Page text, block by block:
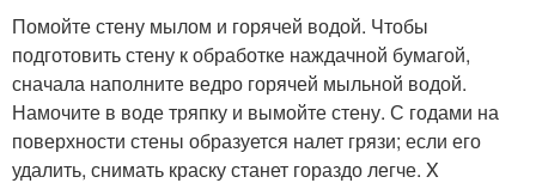
Помойте стену мылом и горячей водой. Чтобы
подготовить стену к обработке наждачной бумагой,
сначала наполните ведро горячей мыльной водой.
Намочите в воде тряпку и вымойте стену. С годами на
поверхности стены образуется налет грязи; если его
удалить, снимать краску станет гораздо легче. X